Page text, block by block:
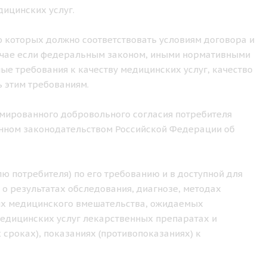
услуг.
должно соответствовать условиям договора и
если федеральным законом, иными нормативными
к качеству медицинских услуг, качество
этим требованиям.
добровольного согласия потребителя
законодательством Российской Федерации об
потребителя) по его требованию и в доступной для
обследования, диагнозе, методах
медицинского вмешательства, ожидаемых
услуг лекарственных препаратах и
показаниях (противопоказаниях) к